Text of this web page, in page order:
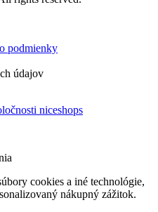
podmienky
údajov
niceshops
cookies a iné technológie,
nákupný zážitok.